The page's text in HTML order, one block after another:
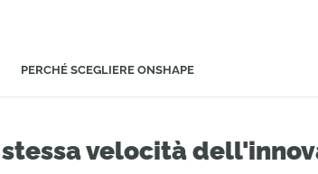
PERCHÉ SCEGLIERE ONSHAPE
stessa velocità